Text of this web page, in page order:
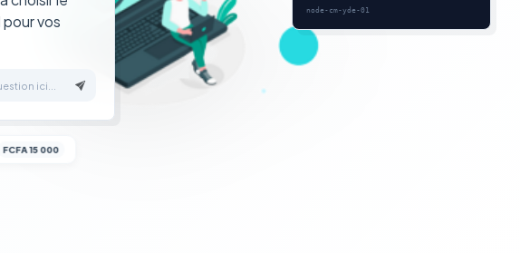
vos
ici...
node-cm-yde-01
FCFA 15 000